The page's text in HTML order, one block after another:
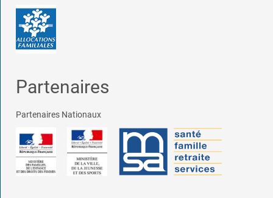
Partenaires
Partenaires Nationaux